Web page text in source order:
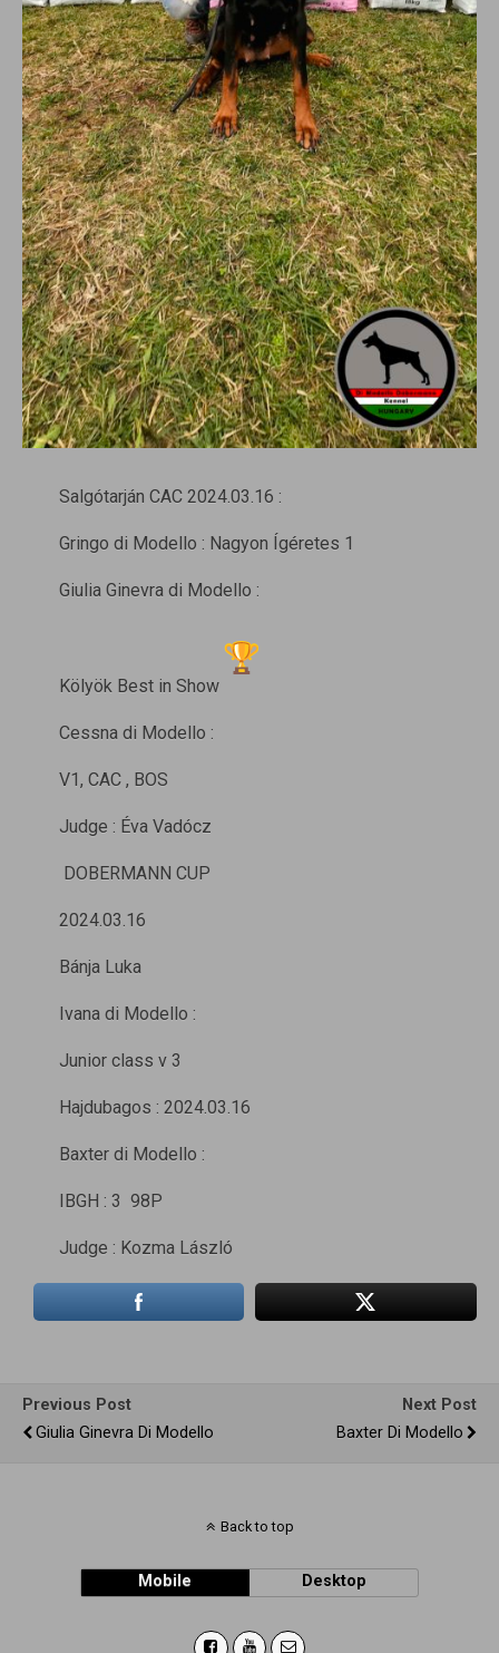
Salgótarján CAC 2024.03.16 :
Gringo di Modello : Nagyon Ígéretes 1
Giulia Ginevra di Modello :
Kölyök Best in Show
Cessna di Modello :
V1, CAC , BOS
Judge : Éva Vadócz
DOBERMANN CUP
2024.03.16
Bánja Luka
Ivana di Modello :
Junior class v 3
Hajdubagos : 2024.03.16
Baxter di Modello :
IBGH : 3 98P
Judge : Kozma László
Previous Post
Giulia Ginevra Di Modello
Next Post
Baxter Di Modello
Back to top
Mobile Desktop